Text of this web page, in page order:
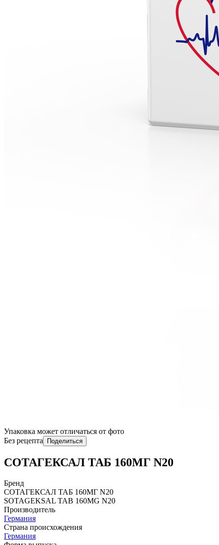
Упаковка может отличаться от фото
Без рецепта
Поделиться
СОТАГЕКСАЛ ТАБ 160МГ N20
Бренд
СОТАГЕКСАЛ ТАБ 160МГ N20
SOTAGЕKSAL TAB 160MG N20
Производитель
Германия
Страна происхождения
Германия